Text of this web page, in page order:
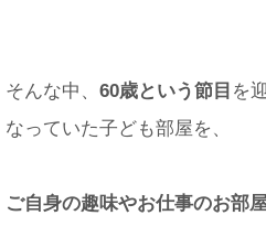
そんな中、 60歳という節目 を
なっていた子ども部屋を、
ご自身の趣味やお仕事のお部